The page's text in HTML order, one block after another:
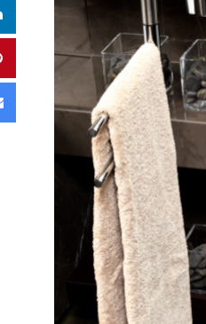
LinkedIn
Pinterest
Email